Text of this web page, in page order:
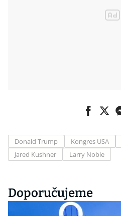
Donald Trump Kongres USA
Jared Kushner
Larry Noble
Doporučujeme